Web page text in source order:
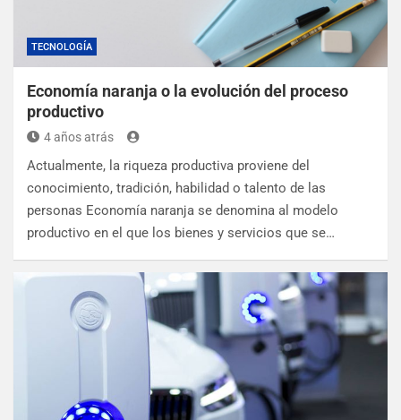
TECNOLOGÍA
Economía naranja o la evolución del proceso
productivo
4 años atrás
Actualmente, la riqueza productiva proviene del
conocimiento, tradición, habilidad o talento de las
personas Economía naranja se denomina al modelo
productivo en el que los bienes y servicios que se…